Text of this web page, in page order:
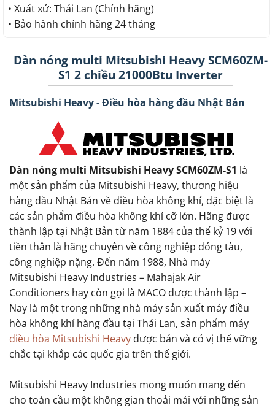
• Xuất xứ: Thái Lan (Chính hãng)
• Bảo hành chính hãng 24 tháng
Dàn nóng multi Mitsubishi Heavy SCM60ZM-
S1 2 chiều 21000Btu Inverter
Mitsubishi Heavy - Điều hòa hàng đầu Nhật Bản
Dàn nóng multi Mitsubishi Heavy SCM60ZM-S1 là
một sản phẩm của Mitsubishi Heavy, thương hiệu
hàng đầu Nhật Bản về điều hòa không khí, đặc biệt là
các sản phẩm điều hòa không khí cỡ lớn. Hãng được
thành lập tại Nhật Bản từ năm 1884 của thế kỷ 19 với
tiền thân là hãng chuyên về công nghiệp đóng tàu,
công nghiệp nặng. Đến năm 1988, Nhà máy
Mitsubishi Heavy Industries – Mahajak Air
Conditioners hay còn gọi là MACO được thành lập –
Nay là một trong những nhà máy sản xuất máy điều
hòa không khí hàng đầu tại Thái Lan, sản phẩm máy
điều hòa Mitsubishi Heavy được bán và có vị thế vững
chắc tại khắp các quốc gia trên thế giới.
Mitsubishi Heavy Industries mong muốn mang đến
cho toàn cầu một không gian thoải mái với những sản